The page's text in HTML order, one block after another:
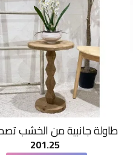
201.25